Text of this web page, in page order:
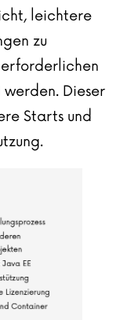
leichtere
zu
Dieser
Starts und